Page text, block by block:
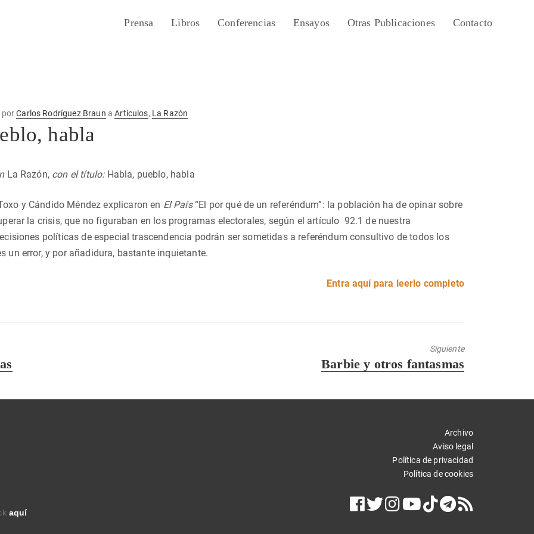
Prensa Libros Conferencias Ensayos Otras Publicaciones Contacto
porCarlos Rodríguez Braun aArtículos, La Razón
habla
La Razón, con el título:Habla, pueblo, habla
y Cándido Méndez explicaron en El País“El por qué de un referéndum”: la población ha de opinar sobre
la crisis, que no figuraban en los programas electorales, según el artículo 92.1 de nuestra
políticas de especial trascendencia podrán ser sometidas a referéndum consultivo de todos los
un error, y por añadidura, bastante inquietante.
Entra aquí para leerlo completo
Siguiente
Entrada
Barbie y otros fantasmas
aquí
Archivo
Aviso legal
Política de privacidad
Política de cookies